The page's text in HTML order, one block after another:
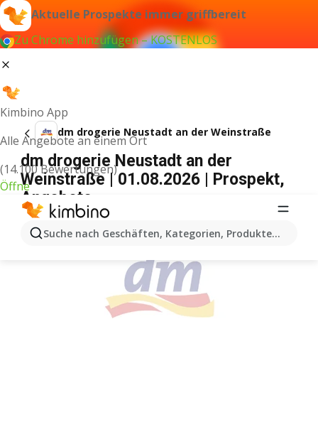
Aktuelle Prospekte immer griffbereit
Zu Chrome hinzufügen – KOSTENLOS
Kimbino App
Alle Angebote an einem Ort
(14.100 Bewertungen)
Öffne
Suche nach Geschäften, Kategorien, Produkten...
dm drogerie Neustadt an der Weinstraße
dm drogerie Neustadt an der
Weinstraße | 01.08.2026 | Prospekt,
Angebote